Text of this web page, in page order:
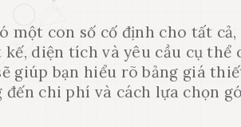
con số cố định cho tất cả,
diện tích và yêu cầu cụ thể
giúp bạn hiểu rõ bảng giá
chi phí và cách lựa chọn